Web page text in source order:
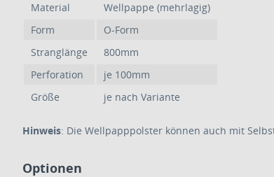
Material
Wellpappe (mehrlagig)
Form
O-Form
Stranglänge
800mm
Perforation
je 100mm
Größe
je nach Variante
Hinweis: Die Wellpapppolster können auch mit
Optionen